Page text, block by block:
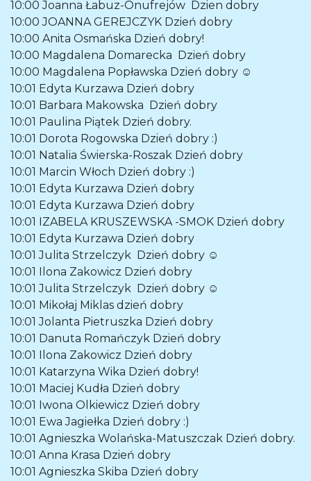
10:00 Joanna Łabuz-Onufrejów Dzien dobry
10:00 JOANNA GEREJCZYK Dzień dobry
10:00 Anita Osmańska Dzień dobry!
10:00 Magdalena Domarecka Dzień dobry
10:00 Magdalena Popławska Dzień dobry ☺️
10:01 Edyta Kurzawa Dzień dobry
10:01 Barbara Makowska Dzień dobry
10:01 Paulina Piątek Dzień dobry.
10:01 Dorota Rogowska Dzień dobry :)
10:01 Natalia Świerska-Roszak Dzień dobry
10:01 Marcin Włoch Dzień dobry :)
10:01 Edyta Kurzawa Dzień dobry
10:01 Edyta Kurzawa Dzień dobry
10:01 IZABELA KRUSZEWSKA -SMOK Dzień dobry
10:01 Edyta Kurzawa Dzień dobry
10:01 Julita Strzelczyk Dzień dobry ☺️
10:01 Ilona Zakowicz Dzień dobry
10:01 Julita Strzelczyk Dzień dobry ☺️
10:01 Mikołaj Miklas dzień dobry
10:01 Jolanta Pietruszka Dzień dobry
10:01 Danuta Romańczyk Dzień dobry
10:01 Ilona Zakowicz Dzień dobry
10:01 Katarzyna Wika Dzień dobry!
10:01 Maciej Kudła Dzień dobry
10:01 Iwona Olkiewicz Dzień dobry
10:01 Ewa Jagiełka Dzień dobry :)
10:01 Agnieszka Wolańska-Matuszczak Dzień dobry.
10:01 Anna Krasa Dzień dobry
10:01 Agnieszka Skiba Dzień dobry